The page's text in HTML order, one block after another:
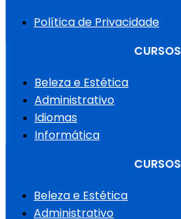
Política de Privacidade
CURSOS
Beleza e Estética
Administrativo
Idiomas
Informática
CURSOS
Beleza e Estética
Administrativo